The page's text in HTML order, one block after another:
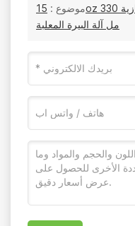
موضوع : 15oz آلة تعليب المشروبات الغازية الغازية 330
مل آلة البيرة المعلبة